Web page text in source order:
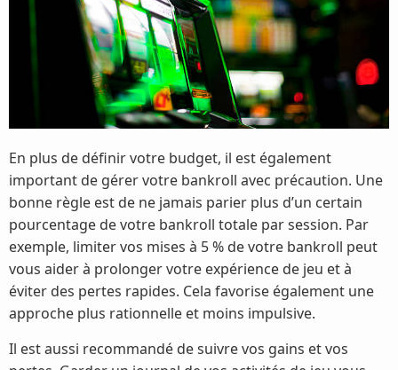
En plus de définir votre budget, il est également
important de gérer votre bankroll avec précaution. Une
bonne règle est de ne jamais parier plus d’un certain
pourcentage de votre bankroll totale par session. Par
exemple, limiter vos mises à 5 % de votre bankroll peut
vous aider à prolonger votre expérience de jeu et à
éviter des pertes rapides. Cela favorise également une
approche plus rationnelle et moins impulsive.
Il est aussi recommandé de suivre vos gains et vos